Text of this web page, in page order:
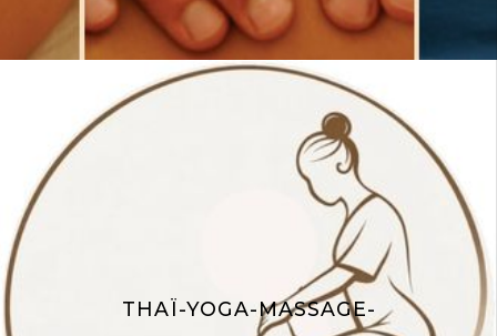
THAÏ-YOGA-MASSAGE-